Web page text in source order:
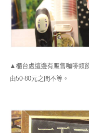
▲櫃台處這邊有販售咖啡類
由50-80元之間不等。